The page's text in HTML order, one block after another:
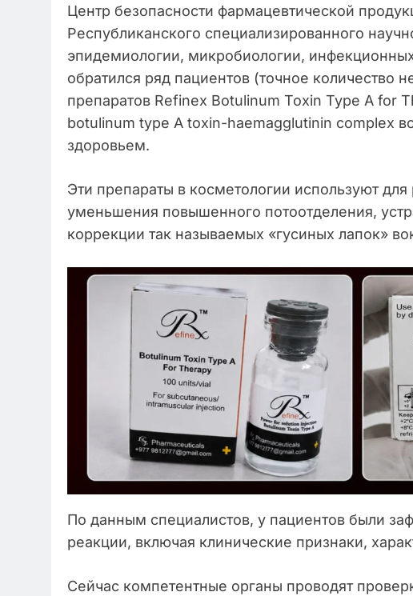
Центр безопасности фармацевтической
Республиканского специализированного
эпидемиологии, микробиологии,
обратился ряд пациентов (точное количество
препаратов Refinex Botulinum Toxin Type A for
botulinum type A toxin-haemagglutinin complex
здоровьем.
Эти препараты в косметологии используют
уменьшения повышенного потоотделения,
коррекции так называемых «гусиных лапок»
По данным специалистов, у пациентов были
реакции, включая клинические признаки,
Сейчас компетентные органы проводят